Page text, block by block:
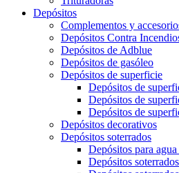
Depósitos
Complementos y
Depósitos Contra
Depósitos de Adblue
Depósitos de gasóleo
Depósitos de superficie
Depósitos de
Depósitos de
Depósitos de
Depósitos decorativos
Depósitos soterrados
Depósitos para
Depósitos